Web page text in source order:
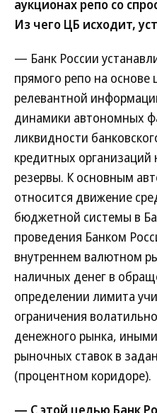
аукционах репо со
Из чего ЦБ исходит,
— Банк России
прямого репо на основе
релевантной
динамики автономных
ликвидности
кредитных
резервы. К основным
относится движение
бюджетной системы в
проведения Банком
внутреннем валютном
наличных денег в
определении лимита
ограничения
денежного рынка,
рыночных ставок в
(процентном коридоре).
— С этой целью Банк